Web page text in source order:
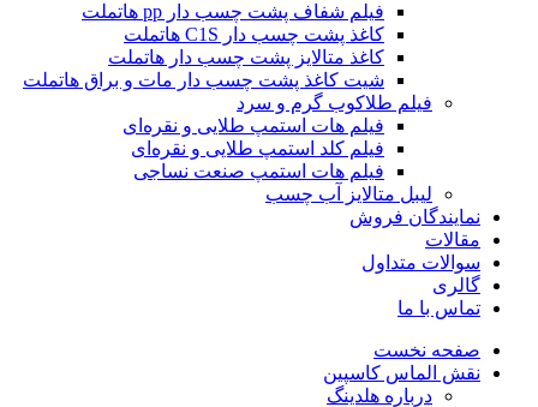
فیلم شفاف پشت چسب دار pp هاتملت
کاغذ پشت چسب دار C1S هاتملت
کاغذ متالایز پشت چسب دار هاتملت
شیت کاغذ پشت چسب دار مات و براق هاتملت
فیلم طلاکوب گرم و سرد
فیلم هات استمپ طلایی و نقره‌ای
فیلم کلد استمپ طلایی و نقره‌ای
فیلم هات استمپ صنعت نساجی
لیبل متالایز آب چسب
نمایندگان فروش
مقالات
سوالات متداول
گالری
تماس با ما
صفحه نخست
نقش الماس کاسپین
درباره هلدینگ